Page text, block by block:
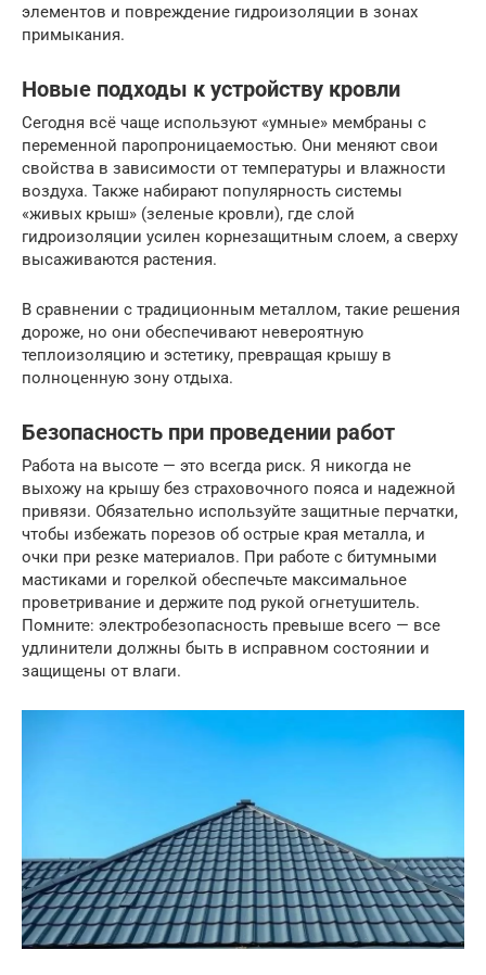
элементов и повреждение гидроизоляции в зонах
примыкания.
Новые подходы к устройству кровли
Сегодня всё чаще используют «умные» мембраны с
переменной паропроницаемостью. Они меняют свои
свойства в зависимости от температуры и влажности
воздуха. Также набирают популярность системы
«живых крыш» (зеленые кровли), где слой
гидроизоляции усилен корнезащитным слоем, а сверху
высаживаются растения.
В сравнении с традиционным металлом, такие решения
дороже, но они обеспечивают невероятную
теплоизоляцию и эстетику, превращая крышу в
полноценную зону отдыха.
Безопасность при проведении работ
Работа на высоте — это всегда риск. Я никогда не
выхожу на крышу без страховочного пояса и надежной
привязи. Обязательно используйте защитные перчатки,
чтобы избежать порезов об острые края металла, и
очки при резке материалов. При работе с битумными
мастиками и горелкой обеспечьте максимальное
проветривание и держите под рукой огнетушитель.
Помните: электробезопасность превыше всего — все
удлинители должны быть в исправном состоянии и
защищены от влаги.